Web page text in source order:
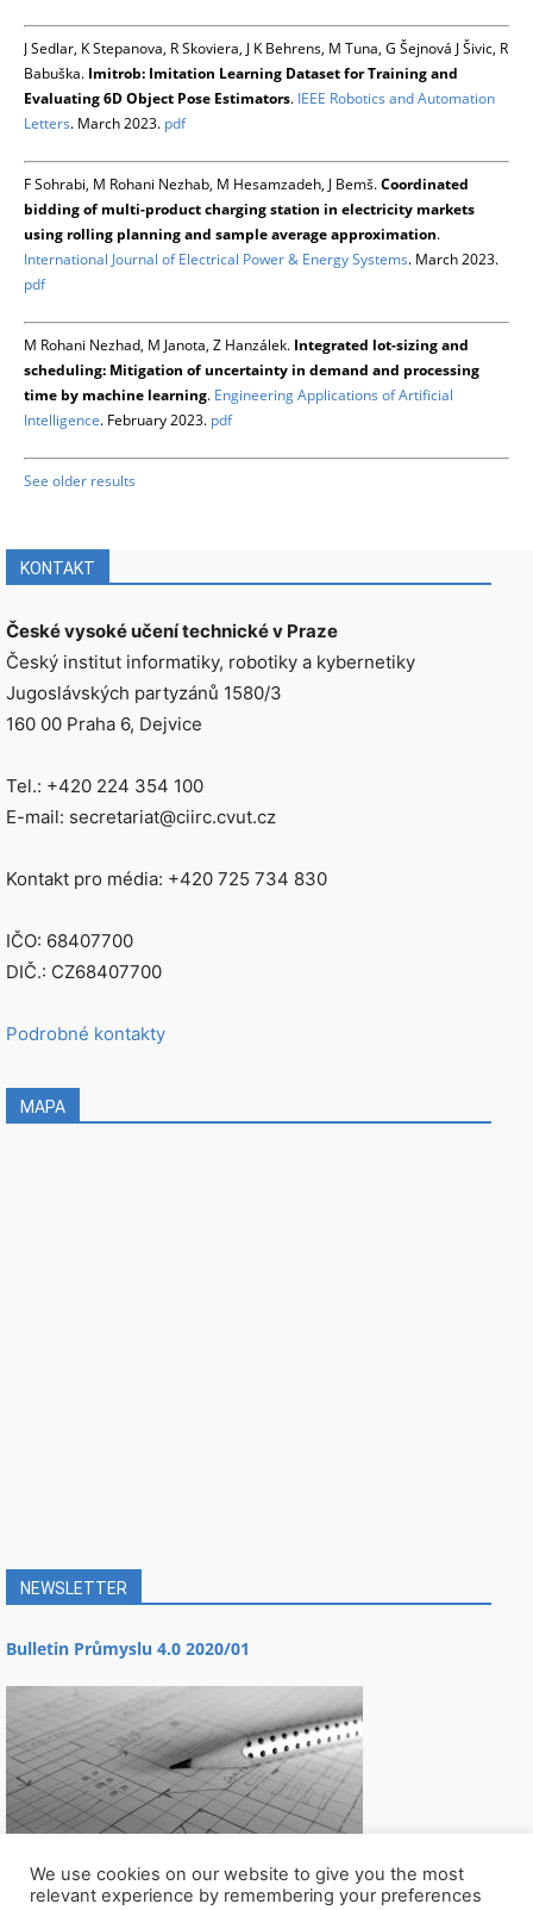
J Sedlar, K Stepanova, R Skoviera, J K Behrens, M Tuna, G Šejnová J Šivic, R
Babuška. Imitrob: Imitation Learning Dataset for Training and
Evaluating 6D Object Pose Estimators. IEEE Robotics and Automation
Letters. March 2023. pdf
F Sohrabi, M Rohani Nezhab, M Hesamzadeh, J Bemš.Coordinated
bidding of multi-product charging station in electricity markets
using rolling planning and sample average approximation.
International Journal of Electrical Power & Energy Systems. March 2023.
pdf
M Rohani Nezhad, M Janota, Z Hanzálek. Integrated lot-sizing and
scheduling: Mitigation of uncertainty in demand and processing
time by machine learning. Engineering Applications of Artificial
Intelligence. February 2023. pdf
See older results
KONTAKT
České vysoké učení technické v Praze
Český institut informatiky, robotiky a kybernetiky
Jugoslávských partyzánů 1580/3
160 00 Praha 6, Dejvice
Tel.: +420 224 354 100
E-mail: secretariat@ciirc.cvut.cz
Kontakt pro média: +420 725 734 830
IČO: 68407700
DIČ.: CZ68407700
Podrobné kontakty
MAPA
NEWSLETTER
Bulletin Průmyslu 4.0 2020/01
We use cookies on our website to give you the most
relevant experience by remembering your preferences